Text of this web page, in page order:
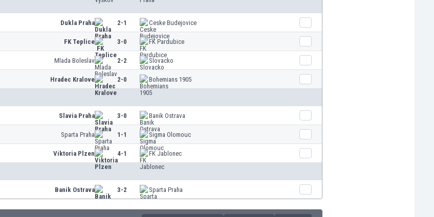
Dukla Praha 2-1 Ceske Budejovice
FK Teplice 3-0 FK Pardubice
Mlada Boleslav 2-2 Slovacko
Hradec Kralove 2-0 Bohemians 1905
Slavia Praha 3-0 Banik Ostrava
Sparta Praha 1-1 Sigma Olomouc
Viktoria Plzen 4-1 FK Jablonec
Banik Ostrava 3-2 Sparta Praha